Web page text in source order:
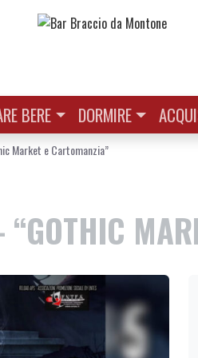
BERE DORMIRE
Market e Cartomanzia”